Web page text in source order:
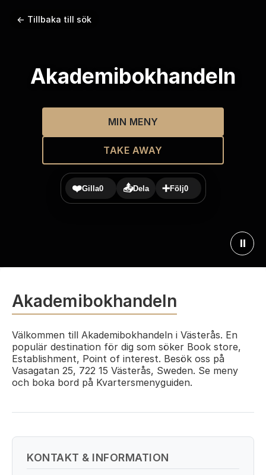
← Tillbaka till sök
Akademibokhandeln
MIN MENY
TAKE AWAY
❤️Gilla0 📤Dela ➕Följ0
⏸
Akademibokhandeln
Välkommen till Akademibokhandeln i Västerås. En
populär destination för dig som söker Book store,
Establishment, Point of interest. Besök oss på
Vasagatan 25, 722 15 Västerås, Sweden. Se meny
och boka bord på Kvartersmenyguiden.
KONTAKT & INFORMATION